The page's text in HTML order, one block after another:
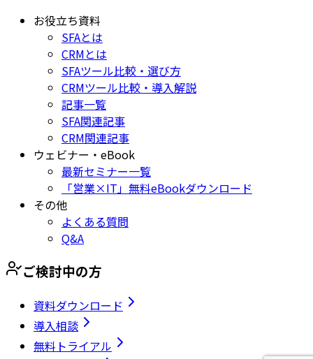
お役立ち資料
SFAとは
CRMとは
SFAツール比較・選び方
CRMツール比較・導入解説
記事一覧
SFA関連記事
CRM関連記事
ウェビナー・eBook
最新セミナー一覧
「営業×IT」無料eBookダウンロード
その他
よくある質問
Q&A
ご検討中の方
資料ダウンロード
導入相談
無料トライアル